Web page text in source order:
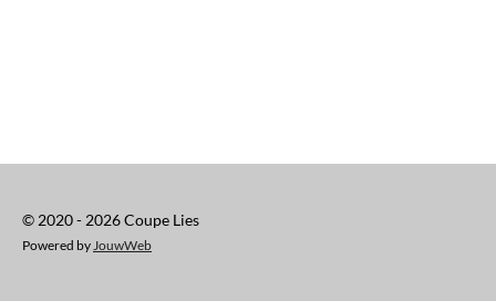
© 2020 - 2026 Coupe Lies
Powered by JouwWeb